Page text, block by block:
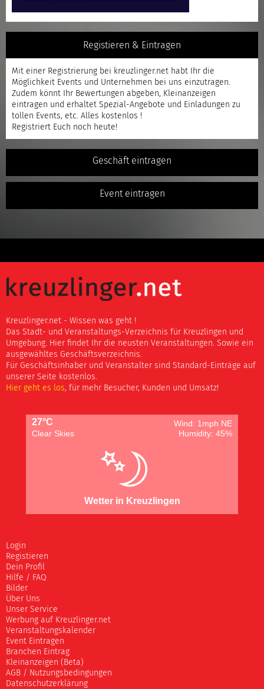
Registieren & Eintragen
Mit einer Registrierung bei kreuzlinger.net habt Ihr die
Möglichkeit Events und Unternehmen bei uns einzutragen.
Zudem könnt Ihr Bewertungen abgeben, Kleinanzeigen
eintragen und erhaltet Spezial-Angebote und Einladungen zu
tollen Events, etc. Alles kostenlos !
Registriert Euch noch heute!
Geschäft eintragen
Event eintragen
Kreuzlinger.net - Wissen was geht !
Das Stadt- und Veranstaltungs-Verzeichnis für Kreuzlingen und
Umgebung. Hier findet Ihr die neusten Veranstaltungen. Sowie ein
ausgewähltes Geschäftsverzeichnis.
Für Geschäftsinhaber und Veranstalter sind Standard-Einträge auf
unserer Seite kostenlos.
Hier geht es los, für mehr Besucher, Kunden und Umsatz!
27°C
Wind: 1mph NE
Clear Skies
Humidity: 45%
Wetter in Kreuzlingen
Login
Registieren
Dein Profil
Hilfe / FAQ
Bilder
Über Uns
Unser Service
Werbung auf Kreuzlinger.net
Veranstaltungskalender
Event Eintragen
Branchen Eintrag
Kleinanzeigen (Beta)
AGB / Nutzungsbedingungen
Datenschutzerklärung